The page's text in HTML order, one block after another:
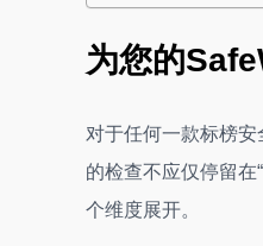
为您的
对于任何一款标榜安
的检查不应仅停留在
个维度展开。